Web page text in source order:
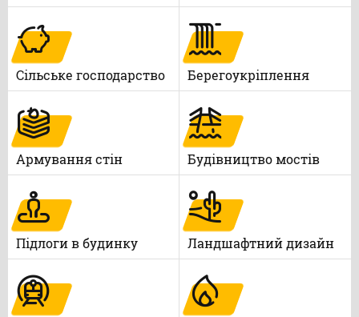
Сільське господарство Берегоукріплення
Армування стін Будівництво мостів
Підлоги в будинку Ландшафтний дизайн